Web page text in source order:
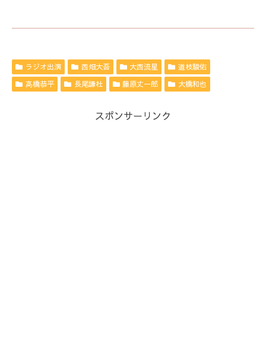
ラジオ出演 西畑大吾 大西流星
道枝駿佑
高橋恭平
長尾謙杜 藤原丈一郎 大橋和也
スポンサーリンク